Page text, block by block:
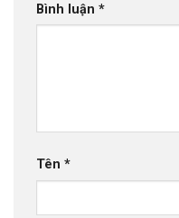
Bình luận *
Tên *